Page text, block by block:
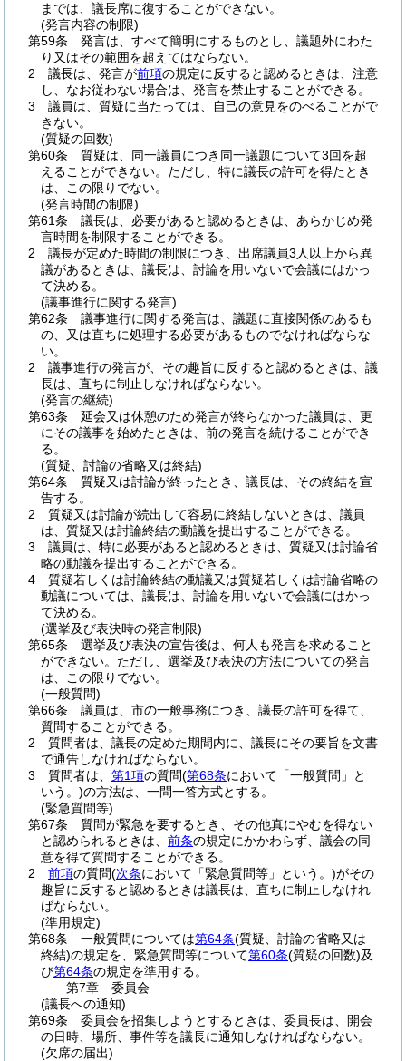
までは、議長席に復することができない。
(発言内容の制限)
第59条
発言は、すべて簡明にするものとし、議題外にわた
り又はその範囲を超えてはならない。
2
議長は、発言が前項の規定に反すると認めるときは、注意
し、なお従わない場合は、発言を禁止することができる。
3
議員は、質疑に当たっては、自己の意見をのべることがで
きない。
(質疑の回数)
第60条
質疑は、同一議員につき同一議題について3回を超
えることができない。 ただし、特に議長の許可を得たとき
は、この限りでない。
(発言時間の制限)
第61条
議長は、必要があると認めるときは、あらかじめ発
言時間を制限することができる。
2
議長が定めた時間の制限につき、出席議員3人以上から異
議があるときは、議長は、討論を用いないで会議にはかっ
て決める。
(議事進行に関する発言)
第62条
議事進行に関する発言は、議題に直接関係のあるも
の、又は直ちに処理する必要があるものでなければならな
い。
2
議事進行の発言が、その趣旨に反すると認めるときは、議
長は、直ちに制止しなければならない。
(発言の継続)
第63条
延会又は休憩のため発言が終らなかった議員は、更
にその議事を始めたときは、前の発言を続けることができ
る。
(質疑、討論の省略又は終結)
第64条
質疑又は討論が終ったとき、議長は、その終結を宣
告する。
2
質疑又は討論が続出して容易に終結しないときは、議員
は、質疑又は討論終結の動議を提出することができる。
3
議員は、特に必要があると認めるときは、質疑又は討論省
略の動議を提出することができる。
4
質疑若しくは討論終結の動議又は質疑若しくは討論省略の
動議については、議長は、討論を用いないで会議にはかっ
て決める。
(選挙及び表決時の発言制限)
第65条
選挙及び表決の宣告後は、何人も発言を求めること
ができない。 ただし、選挙及び表決の方法についての発言
は、この限りでない。
(一般質問)
第66条
議員は、市の一般事務につき、議長の許可を得て、
質問することができる。
2
質問者は、議長の定めた期間内に、議長にその要旨を文書
で通告しなければならない。
3
質問者は、 第1項の質問(第68条において「一般質問」と
いう。)の方法は、一問一答方式とする。
(緊急質問等)
第67条
質問が緊急を要するとき、その他真にやむを得ない
と認められるときは、 前条の規定にかかわらず、議会の同
意を得て質問することができる。
2
前項の質問(次条において「緊急質問等」という。)がその
趣旨に反すると認めるときは議長は、直ちに制止しなけれ
ばならない。
(準用規定)
第68条
一般質問については第64条(質疑、討論の省略又は
終結)の規定を、緊急質問等について第60条(質疑の回数)及
び第64条の規定を準用する。
第7章
委員会
(議長への通知)
第69条
委員会を招集しようとするときは、委員長は、開会
の日時、場所、事件等を議長に通知しなければならない。
(欠席の届出)